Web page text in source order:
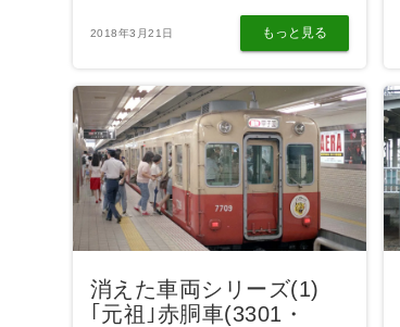
2018年3月21日 もっと見る
消えた車両シリーズ(1)
｢元祖｣赤胴車(3301・